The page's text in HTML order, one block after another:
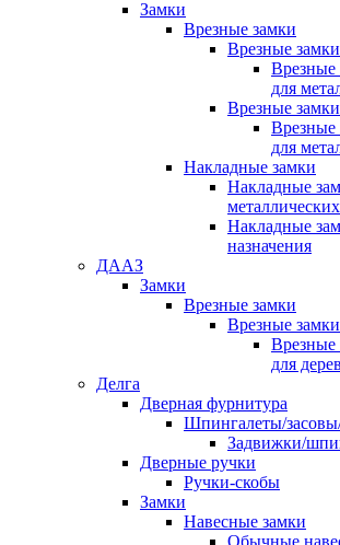
Замки
Врезные замки
Врезные
Врезные
для
Врезные
Врезные
для
Накладные замки
Накладные
Накладные
назначения
ДААЗ
Замки
Врезные замки
Врезные
Врезные
для
Делга
Дверная фурнитура
Шпингалеты/
Задвижки/
Дверные ручки
Ручки-скобы
Замки
Навесные замки